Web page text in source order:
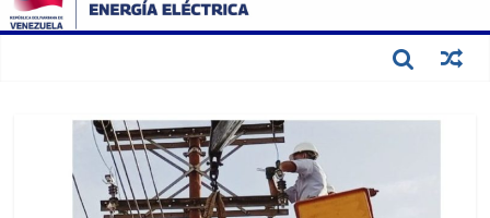
en Carabobo
Gobierno Nacional activa plan preventivo para fortalecer el SEN